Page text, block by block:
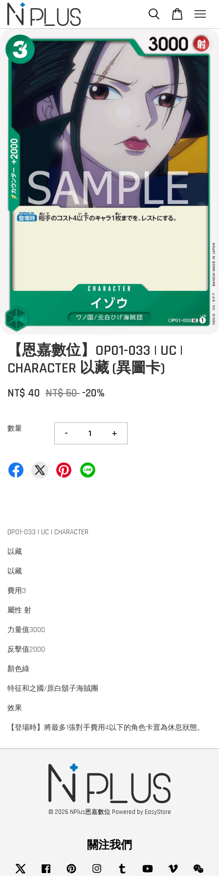
【恩嘉數位】OP01-033 | UC |
CHARACTER 以藏 (異圖卡)
NT$ 40 NT$ 50 -20%
數量 - +
OP01-033 | UC | CHARACTER
以藏
以藏
費用3
屬性 射
力量值3000
反擊值2000
顏色綠
特征和之國/原白鬍子海賊團
效果
【登場時】將最多1張對手費用4以下的角色卡置為休息狀態。
© 2026 NPlus恩嘉數位 Powered by EasyStore
關注我們
Twitter Facebook Pinterest Instagram Tumblr YouTube Vimeo